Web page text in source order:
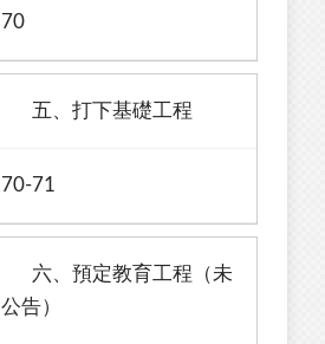
70
五、打下基礎工程
70-71
六、預定教育工程（未
公告）